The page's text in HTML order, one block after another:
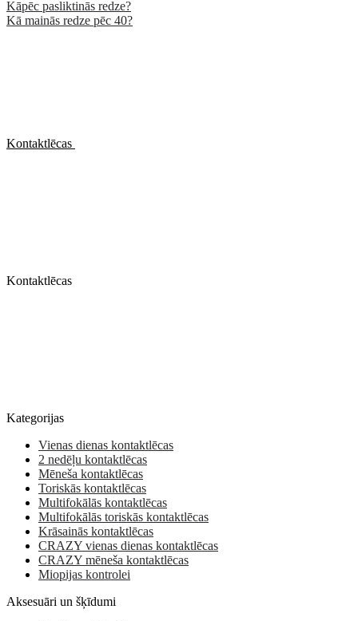
Kāpēc pasliktinās redze?
Kā mainās redze pēc 40?
Kontaktlēcas
Kontaktlēcas
Kategorijas
Vienas dienas kontaktlēcas
2 nedēļu kontaktlēcas
Mēneša kontaktlēcas
Toriskās kontaktlēcas
Multifokālās kontaktlēcas
Multifokālās toriskās kontaktlēcas
Krāsainās kontaktlēcas
CRAZY vienas dienas kontaktlēcas
CRAZY mēneša kontaktlēcas
Miopijas kontrolei
Aksesuāri un šķīdumi